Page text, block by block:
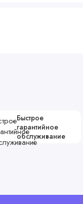
Быстрое
гарантийное
обслуживание